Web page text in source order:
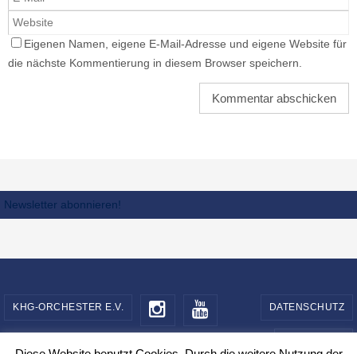
Eigenen Namen, eigene E-Mail-Adresse und eigene Website für
die nächste Kommentierung in diesem Browser speichern.
Newsletter abonnieren!
KHG-ORCHESTER E.V. DATENSCHUTZ